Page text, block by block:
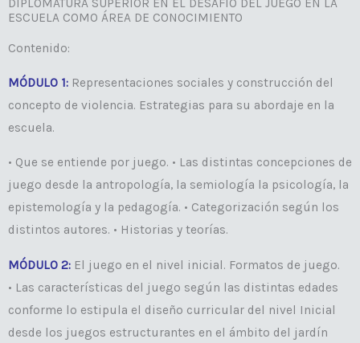
DIPLOMATURA SUPERIOR EN EL DESAFÍO DEL JUEGO EN LA
ESCUELA COMO ÁREA DE CONOCIMIENTO
Contenido:
MÓDULO 1: Representaciones sociales y construcción del
concepto de violencia. Estrategias para su abordaje en la
escuela.
• Que se entiende por juego. • Las distintas concepciones de
juego desde la antropología, la semiología la psicología, la
epistemología y la pedagogía. • Categorización según los
distintos autores. • Historias y teorías.
MÓDULO 2: El juego en el nivel inicial. Formatos de juego.
• Las características del juego según las distintas edades
conforme lo estipula el diseño curricular del nivel Inicial
desde los juegos estructurantes en el ámbito del jardín